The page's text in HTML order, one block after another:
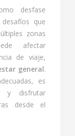
desfase
que
zonas
afectar
de viaje,
general.
es
y disfrutar
desde el